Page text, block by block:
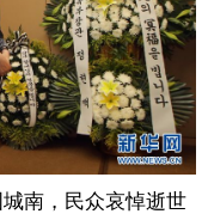
化 数据
事 无人机
新华广播
文 返回PC
南，民众哀悼逝世